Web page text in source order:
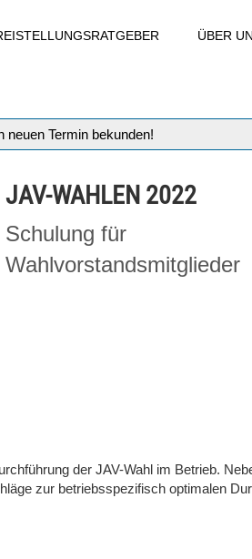
ÜBER
Termin bekunden!
JAV-WAHLEN 2022
Schulung für
Wahlvorstandsmitglieder
der JAV-Wahl im Betrieb.
zur betriebsspezifisch optimalen